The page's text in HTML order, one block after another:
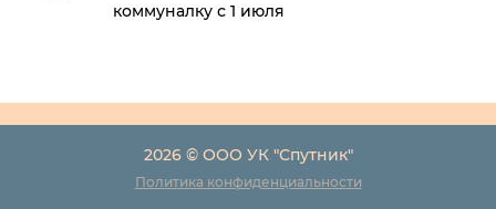
коммуналку с 1 июля
2026 © ООО УК "Спутник"
Политика конфиденциальности